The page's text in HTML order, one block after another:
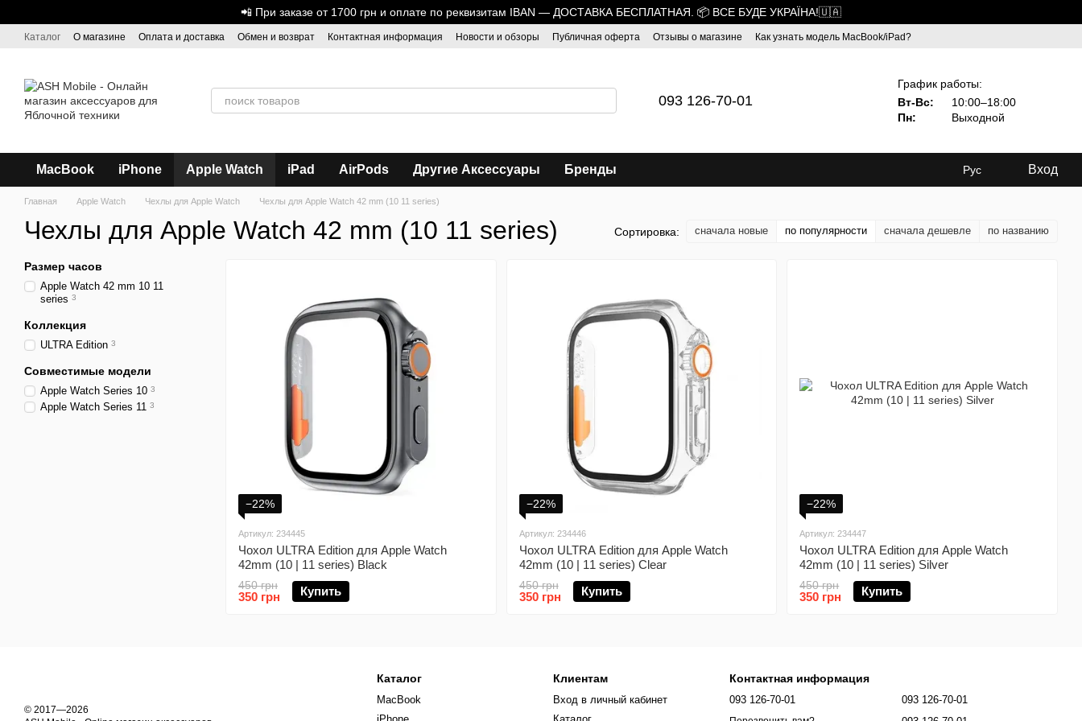
📲 При заказе от 1700 грн и оплате по реквизитам IBAN — ДОСТАВКА БЕСПЛАТНАЯ. 📦 ВСЕ БУДЕ УКРАЇНА!🇺🇦
Каталог О магазине Оплата и доставка Обмен и возврат Контактная информация Новости и обзоры Публичная оферта Отзывы о магазине
Как узнать модель MacBook/iPad?
093 126-70-01
График работы:
Вт-Вс:
10:00–18:00
Пн:
Выходной
MacBook iPhone Apple Watch iPad AirPods Другие Аксессуары Бренды Рус Вход
Главная Apple Watch Чехлы для Apple Watch Чехлы для Apple Watch 42 mm (10 11 series)
Чехлы для Apple Watch 42 mm (10 11 series) Сортировка: сначала новые по популярности сначала дешевле по названию
−22%
Артикул: 234445
Чохол ULTRA Edition для Apple Watch
42mm (10 | 11 series) Black
450 грн
350 грн Купить
−22%
Артикул: 234446
Чохол ULTRA Edition для Apple Watch
42mm (10 | 11 series) Clear
450 грн
350 грн Купить
−22%
Артикул: 234447
Чохол ULTRA Edition для Apple Watch
42mm (10 | 11 series) Silver
450 грн
350 грн Купить
Размер часов
Аpple Watch 42 mm 10 11
series 3
Коллекция
ULTRA Edition 3
Совместимые модели
Apple Watch Series 10 3
Apple Watch Series 11 3
© 2017—2026
Каталог
MacBook
Клиентам
Вход в личный кабинет
Контактная информация
093 126-70-01
093 126-70-01